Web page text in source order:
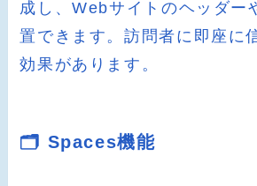
成し、Webサイトのヘッダー
置できます。訪問者に即座に
効果があります。
🗂️ Spaces機能